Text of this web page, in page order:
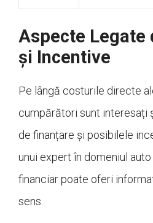
Aspecte Legate
și Incentive
Pe lângă costurile directe
cumpărători sunt interesați
de finanțare și posibilele
unui expert în domeniul
financiar poate oferi
sens.